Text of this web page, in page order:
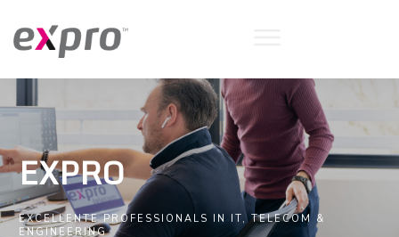
EXPRO
EXCELLENTE PROFESSIONALS IN IT, TELECOM &
ENGINEERING